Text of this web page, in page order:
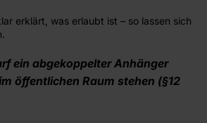
erklärt, was erlaubt ist – so lassen sich
ein abgekoppelter Anhänger
öffentlichen Raum stehen (§12